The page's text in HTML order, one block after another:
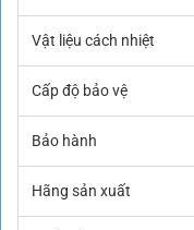
Vật liệu cách nhiệt
Cấp độ bảo vệ
Bảo hành
Hãng sản xuất